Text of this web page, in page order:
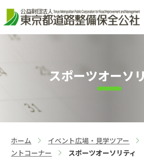
スポーツオーソ
ホーム
>
イベント広場・見学ツアー
ントコーナー
スポーツオーソリティ